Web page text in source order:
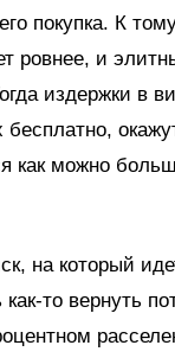
покупка. К
ровнее, и
издержки в
как можно
на который
то вернуть